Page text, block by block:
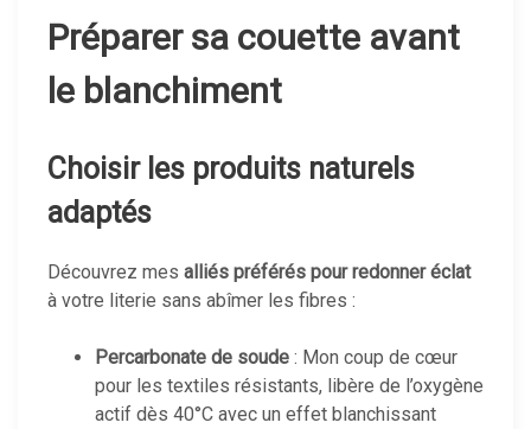
Préparer sa couette avant
le blanchiment
Choisir les produits naturels
adaptés
Découvrez mes alliés préférés pour redonner éclat
à votre literie sans abîmer les fibres :
Percarbonate de soude : Mon coup de cœur
pour les textiles résistants, libère de l’oxygène
actif dès 40°C avec un effet blanchissant